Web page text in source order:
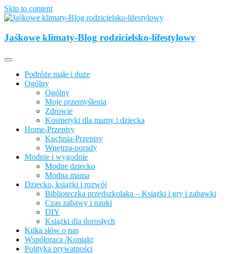
Skip to content
Jaśkowe klimaty-Blog rodzicielsko-
z dzieckiem, lubimy podróże, odkrywamy miejsca przyjazne
Jaśkowe klimaty-Blog rodzicielsko-lifestylowy
Podróże małe i duże
Ogólny
Ogólny
Moje przemyślenia
Zdrowie
Kosmetyki dla mamy i dziecka
Home-Przepisy
Kuchnia-Przepisy
Wnętrza-porady
Modnie i wygodnie
Modne dziecko
Modna mama
Dziecko, książki i rozwój
Biblioteczka przedszkolaka – Książki i gry i zabawki
Czas zabawy i nauki
DIY
Książki dla dorosłych
Kilka słów o nas
Współpraca /Kontakt
Polityka prywatności